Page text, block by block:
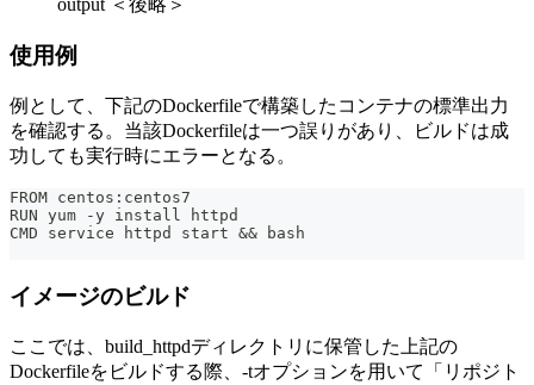
output ＜後略＞
使用例
例として、下記のDockerfileで構築したコンテナの標準出力
を確認する。当該Dockerfileは一つ誤りがあり、ビルドは成
功しても実行時にエラーとなる。
FROM centos:centos7
RUN yum -y install httpd
CMD service httpd start && bash
イメージのビルド
ここでは、build_httpdディレクトリに保管した上記の
Dockerfileをビルドする際、-tオプションを用いて「リポジト